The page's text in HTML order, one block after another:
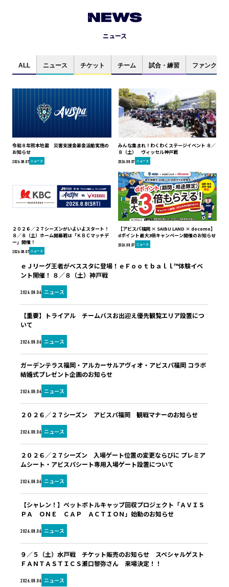
NEWS
ニュース
ALL ニュース チケット チーム 試合・練習 ファンクラブ
令和８年熊本地震 災害支援金募金活動実施の
お知らせ
2026.08.07 ニュース
みんな集まれ！わくわくステージイベント ８／
８（土） ヴィッセル神戸戦
2026.08.07 ニュース
２０２６／２７シーズンがいよいよスタート！
８／８（土）ホーム開幕戦は「ＫＢＣマッチデ
ー」開催！
2026.08.07 ニュース
【アビスパ福岡 × SAIBU LAND × docomo】
dポイント最大3倍キャンペーン開催のお知らせ
2026.08.07 ニュース
2026.08.06 ニュース
ｅＪリーグ王者がベススタに登場！ｅＦｏｏｔｂａｌｌ™体験イベ
ント開催！ ８／８（土）神戸戦
2026.08.06 ニュース
【重要】トライアル チームバスお出迎え優先観覧エリア設置につ
いて
2026.08.06 ニュース
ガーデンテラス福岡・アルカーサルアヴィオ・アビスパ福岡 コラボ
結婚式プレゼント企画のお知らせ
2026.08.06 ニュース
２０２６／２７シーズン アビスパ福岡 観戦マナーのお知らせ
2026.08.06 ニュース
２０２６／２７シーズン 入場ゲート位置の変更ならびに プレミア
ムシート・アビスパシート専用入場ゲート設置について
2026.08.06 ニュース
【シャレン！】ペットボトルキャップ回収プロジェクト「ＡＶＩＳ
ＰＡ ＯＮＥ ＣＡＰ ＡＣＴＩＯＮ」始動のお知らせ
2026.08.06 ニュース
９／５（土）水戸戦 チケット販売のお知らせ スペシャルゲスト
ＦＡＮＴＡＳＴＩＣＳ瀬口黎弥さん 来場決定！！